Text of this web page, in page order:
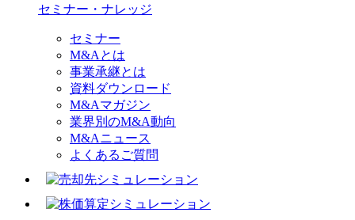
セミナー・ナレッジ
セミナー
M&Aとは
事業承継とは
資料ダウンロード
M&Aマガジン
業界別のM&A動向
M&Aニュース
よくあるご質問